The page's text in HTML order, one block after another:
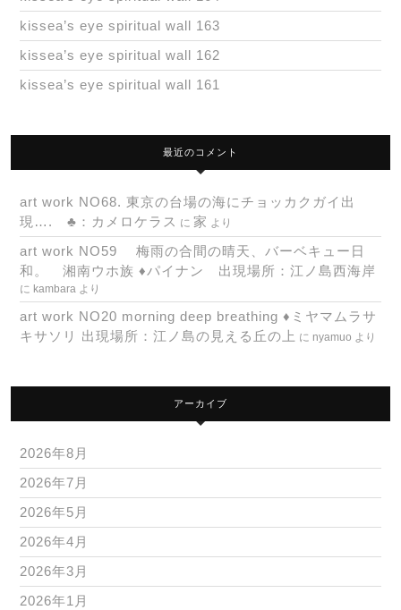
kissea’s eye spiritual wall 163
kissea’s eye spiritual wall 162
kissea’s eye spiritual wall 161
最近のコメント
art work NO68. 東京の台場の海にチョッカクガイ出
現…. ♣：カメロケラス に 家 より
art work NO59 梅雨の合間の晴天、バーベキュー日
和。 湘南ウホ族 ♦パイナン 出現場所：江ノ島西海岸
に kambara より
art work NO20 morning deep breathing ♦ミヤマムラサ
キサソリ 出現場所：江ノ島の見える丘の上 に nyamuo より
アーカイブ
2026年8月
2026年7月
2026年5月
2026年4月
2026年3月
2026年1月